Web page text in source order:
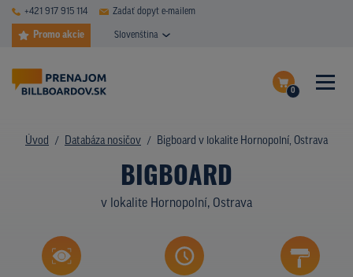
+421 917 915 114 Zadať dopyt e-mailem
Promo akcie Slovenština
0
Dokončiť dopyt
Zobraziť nosiče na mape
DATABÁZA NOSIČOV
PLOCHY V AKCII
TYPY NOSIČOV
Úvod Databáza nosičov Bigboard v lokalite Hornopolní, Ostrava
BIGBOARD
v lokalite Hornopolní, Ostrava